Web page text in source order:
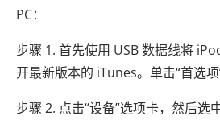
PC：
步骤 1. 首先使用 USB 数据线将
开最新版本的 iTunes。单击“首选项”
步骤 2. 点击“设备”选项卡，然后选